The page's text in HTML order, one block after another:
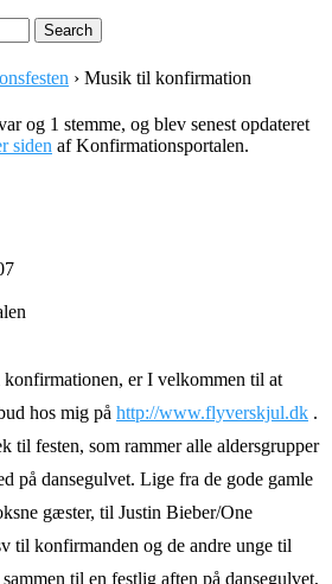
› Musik til konfirmation
og 1 stemme, og blev senest opdateret
siden afKonfirmationsportalen.
er I velkommen til at
hos mig på http://www.flyverskjul.dk .
til festen, som rammer alle aldersgrupper
på dansegulvet. Lige fra de gode gamle
gæster, til Justin Bieber/One
til konfirmanden og de andre unge til
til en festlig aften på dansegulvet,